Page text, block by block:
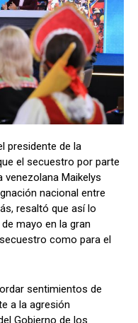
presidente de la
el secuestro por parte
venezolana Maikelys
nacional entre
resaltó que así lo
mayo en la gran
como para el
sentimientos de
a la agresión
Gobierno de los